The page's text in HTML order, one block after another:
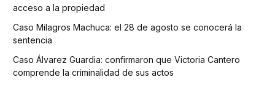
acceso a la propiedad
Caso Milagros Machuca: el 28 de agosto se conocerá la
sentencia
Caso Álvarez Guardia: confirmaron que Victoria Cantero
comprende la criminalidad de sus actos